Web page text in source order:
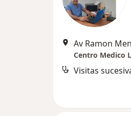
Centro Medico
Visitas